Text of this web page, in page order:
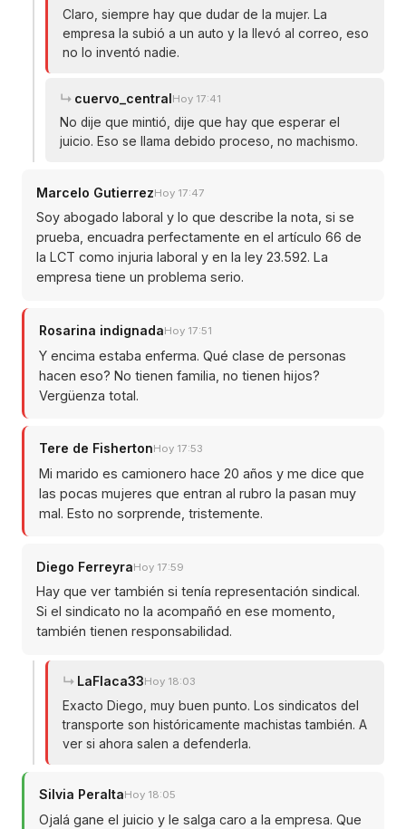
Claro, siempre hay que dudar de la mujer. La
empresa la subió a un auto y la llevó al correo, eso
no lo inventó nadie.
cuervo_centralHoy 17:41
No dije que mintió, dije que hay que esperar el
juicio. Eso se llama debido proceso, no machismo.
Marcelo GutierrezHoy 17:47
Soy abogado laboral y lo que describe la nota, si se
prueba, encuadra perfectamente en el artículo 66 de
la LCT como injuria laboral y en la ley 23.592. La
empresa tiene un problema serio.
Rosarina indignadaHoy 17:51
Y encima estaba enferma. Qué clase de personas
hacen eso? No tienen familia, no tienen hijos?
Vergüenza total.
Tere de FishertonHoy 17:53
Mi marido es camionero hace 20 años y me dice que
las pocas mujeres que entran al rubro la pasan muy
mal. Esto no sorprende, tristemente.
Diego FerreyraHoy 17:59
Hay que ver también si tenía representación sindical.
Si el sindicato no la acompañó en ese momento,
también tienen responsabilidad.
LaFlaca33Hoy 18:03
Exacto Diego, muy buen punto. Los sindicatos del
transporte son históricamente machistas también. A
ver si ahora salen a defenderla.
Silvia PeraltaHoy 18:05
Ojalá gane el juicio y le salga caro a la empresa. Que